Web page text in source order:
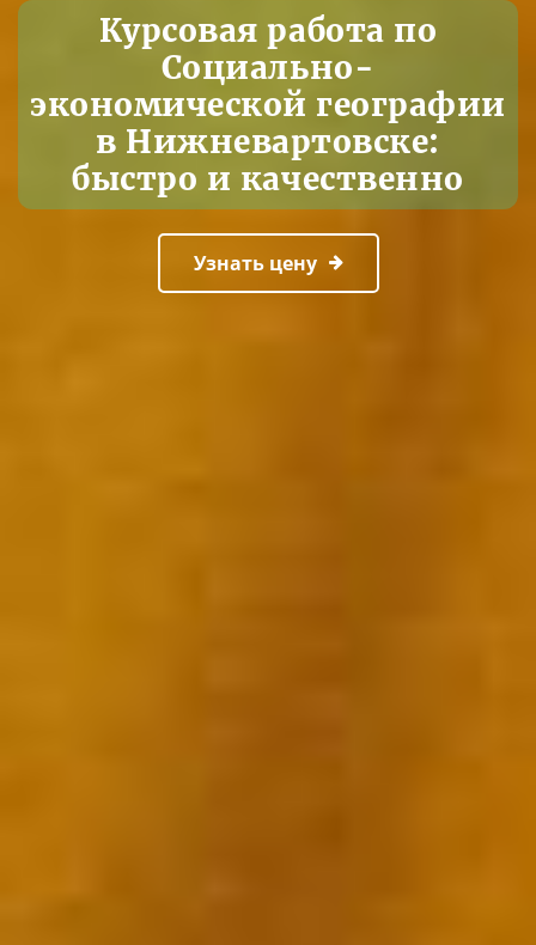
Курсовая работа по
Социально-
экономической географии
в Нижневартовске:
быстро и качественно
Узнать цену